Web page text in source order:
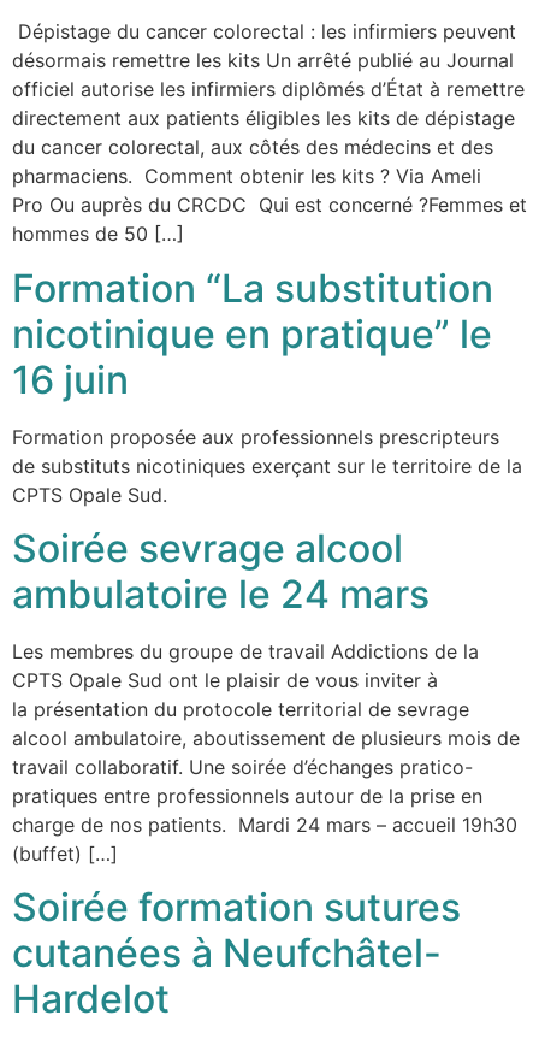
Dépistage du cancer colorectal : les infirmiers peuvent
désormais remettre les kits Un arrêté publié au Journal
officiel autorise les infirmiers diplômés d’État à remettre
directement aux patients éligibles les kits de dépistage
du cancer colorectal, aux côtés des médecins et des
pharmaciens. Comment obtenir les kits ? Via Ameli
Pro Ou auprès du CRCDC Qui est concerné ?Femmes et
hommes de 50 […]
Formation “La substitution
nicotinique en pratique” le
16 juin
Formation proposée aux professionnels prescripteurs
de substituts nicotiniques exerçant sur le territoire de la
CPTS Opale Sud.
Soirée sevrage alcool
ambulatoire le 24 mars
Les membres du groupe de travail Addictions de la
CPTS Opale Sud ont le plaisir de vous inviter à
la présentation du protocole territorial de sevrage
alcool ambulatoire, aboutissement de plusieurs mois de
travail collaboratif. Une soirée d’échanges pratico-
pratiques entre professionnels autour de la prise en
charge de nos patients. Mardi 24 mars – accueil 19h30
(buffet) […]
Soirée formation sutures
cutanées à Neufchâtel-
Hardelot